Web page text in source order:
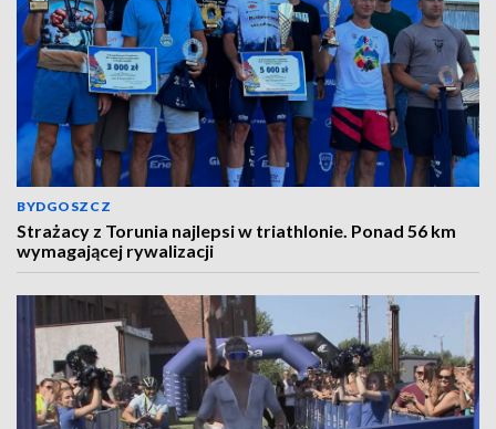
BYDGOSZCZ
Strażacy z Torunia najlepsi w triathlonie. Ponad 56 km
wymagającej rywalizacji